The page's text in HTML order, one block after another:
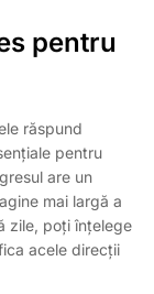
pentru
răspund
pentru
are un
mai largă a
zile, poți înțelege
acele direcții